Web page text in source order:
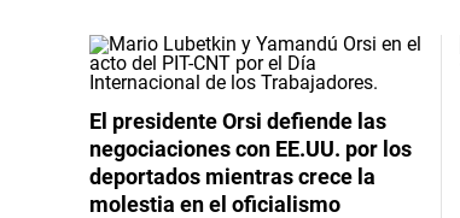
El presidente Orsi defiende las
negociaciones con EE.UU. por los
deportados mientras crece la
molestia en el oficialismo